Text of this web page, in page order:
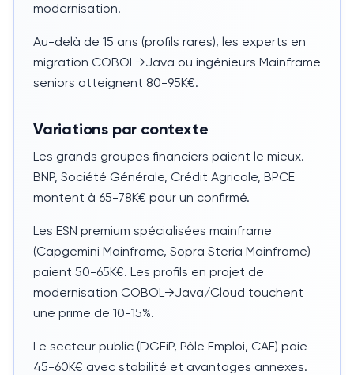
modernisation.
Au-delà de 15 ans (profils rares), les experts en
migration COBOL→Java ou ingénieurs Mainframe
seniors atteignent 80-95K€.
Variations par contexte
Les grands groupes financiers paient le mieux.
BNP, Société Générale, Crédit Agricole, BPCE
montent à 65-78K€ pour un confirmé.
Les ESN premium spécialisées mainframe
(Capgemini Mainframe, Sopra Steria Mainframe)
paient 50-65K€. Les profils en projet de
modernisation COBOL→Java/Cloud touchent
une prime de 10-15%.
Le secteur public (DGFiP, Pôle Emploi, CAF) paie
45-60K€ avec stabilité et avantages annexes.